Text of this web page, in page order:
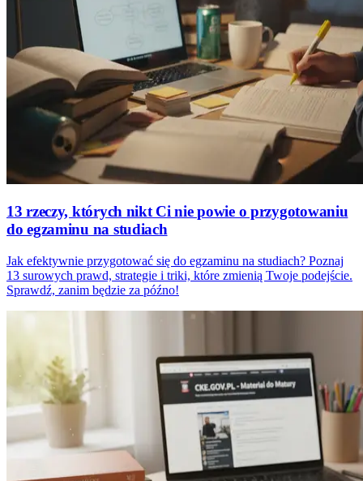
13 rzeczy, których nikt Ci nie powie o przygotowaniu
do egzaminu na studiach
Jak efektywnie przygotować się do egzaminu na studiach? Poznaj
13 surowych prawd, strategie i triki, które zmienią Twoje podejście.
Sprawdź, zanim będzie za późno!